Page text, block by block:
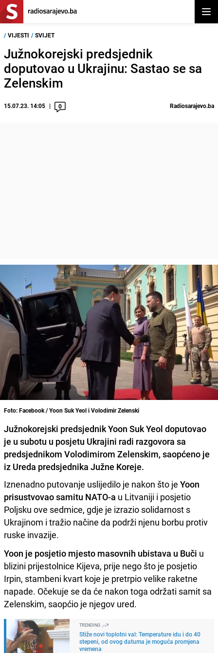
/ VIJESTI / SVIJET
Južnokorejski predsjednik
doputovao u Ukrajinu: Sastao se sa
Zelenskim
15.07.23. 14:05 0 Radiosarajevo.ba
Foto: Facebook / Yoon Suk Yeol i Volodimir Zelenski
Južnokorejski predsjednik Yoon Suk Yeol doputovao
je u subotu u posjetu Ukrajini radi razgovora sa
predsjednikom Volodimirom Zelenskim, saopćeno je
iz Ureda predsjednika Južne Koreje.
Iznenadno putovanje uslijedilo je nakon što je Yoon
prisustvovao samitu NATO-a u Litvaniji i posjetio
Poljsku ove sedmice, gdje je izrazio solidarnost s
Ukrajinom i tražio načine da podrži njenu borbu protiv
ruske invazije.
Yoon je posjetio mjesto masovnih ubistava u Buči u
blizini prijestolnice Kijeva, prije nego što je posjetio
Irpin, stambeni kvart koje je pretrpio velike raketne
napade. Očekuje se da će nakon toga održati samit sa
Zelenskim, saopćio je njegov ured.
TRENDING
Stiže novi toplotni val: Temperature idu i do 40
stepeni, od ovog datuma je moguća promjena
vremena